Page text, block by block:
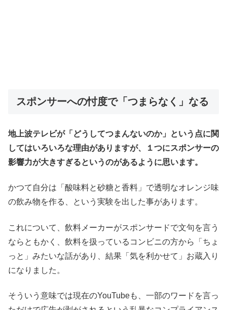
スポンサーへの忖度で「つまらなく」なる
地上波テレビが「どうしてつまんないのか」という点に関
してはいろいろな理由がありますが、１つにスポンサーの
影響力が大きすぎるというのがあるように思います。
かつて自分は「酸味料と砂糖と香料」で透明なオレンジ味
の飲み物を作る、という実験を出した事があります。
これについて、飲料メーカーがスポンサードで文句を言う
ならともかく、飲料を扱っているコンビニの方から「ちょ
っと」みたいな話があり、結果「気を利かせて」お蔵入り
になりました。
そういう意味では現在のYouTubeも、一部のワードを言っ